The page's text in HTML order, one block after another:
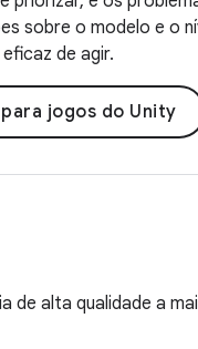
sobre o modelo e o
de agir.
jogos do Unity
de alta qualidade a